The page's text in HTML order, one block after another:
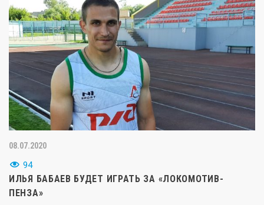
08.07.2020
94
ИЛЬЯ БАБАЕВ БУДЕТ ИГРАТЬ ЗА «ЛОКОМОТИВ-
ПЕНЗА»